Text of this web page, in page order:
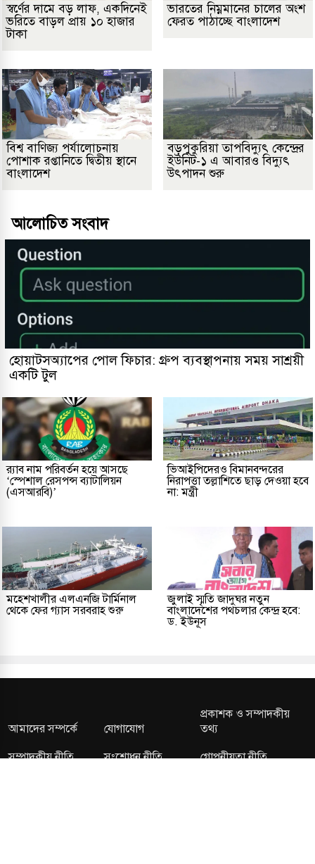
স্বর্ণের দামে বড় লাফ, একদিনেই
ভরিতে বাড়ল প্রায় ১০ হাজার
টাকা
ভারতের নিম্নমানের চালের অংশ
ফেরত পাঠাচ্ছে বাংলাদেশ
বিশ্ব বাণিজ্য পর্যালোচনায়
পোশাক রপ্তানিতে দ্বিতীয় স্থানে
বাংলাদেশ
বড়পুকুরিয়া তাপবিদ্যুৎ কেন্দ্রের
ইউনিট-১ এ আবারও বিদ্যুৎ
উৎপাদন শুরু
আলোচিত সংবাদ
হোয়াটসঅ্যাপের পোল ফিচার: গ্রুপ ব্যবস্থাপনায় সময় সাশ্রয়ী
একটি টুল
র‌্যাব নাম পরিবর্তন হয়ে আসছে
‘স্পেশাল রেসপন্স ব্যাটালিয়ন
(এসআরবি)’
ভিআইপিদেরও বিমানবন্দরের
নিরাপত্তা তল্লাশিতে ছাড় দেওয়া হবে
না: মন্ত্রী
মহেশখালীর এলএনজি টার্মিনাল
থেকে ফের গ্যাস সরবরাহ শুরু
জুলাই স্মৃতি জাদুঘর নতুন
বাংলাদেশের পথচলার কেন্দ্র হবে:
ড. ইউনূস
আমাদের সম্পর্কে যোগাযোগ
প্রকাশক ও সম্পাদকীয়
তথ্য
সম্পাদকীয় নীতি
সংশোধন নীতি গোপনীয়তা নীতি